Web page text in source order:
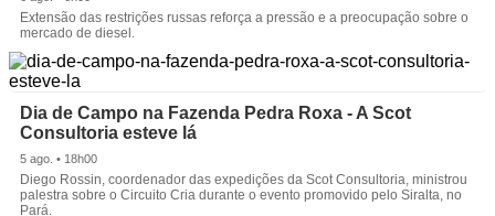
Extensão das restrições russas reforça a pressão e a preocupação sobre o
mercado de diesel.
Dia de Campo na Fazenda Pedra Roxa - A Scot
Consultoria esteve lá
5 ago. • 18h00
Diego Rossin, coordenador das expedições da Scot Consultoria, ministrou
palestra sobre o Circuito Cria durante o evento promovido pelo Siralta, no
Pará.